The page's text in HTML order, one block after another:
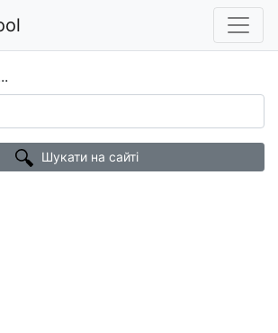
Шукати на сайті